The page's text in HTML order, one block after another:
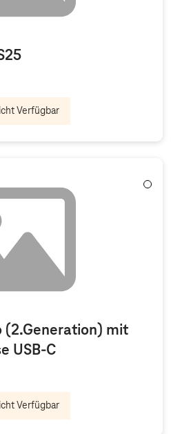
Verfügbar
Weiß
(2.Generation) mit
USB-C
Verfügbar